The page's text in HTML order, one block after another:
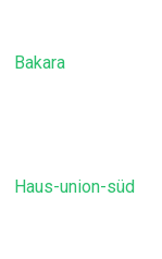
Bakara
Haus-union-süd